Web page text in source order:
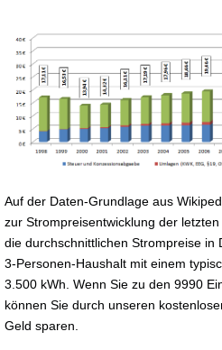
Auf der Daten-Grundlage aus
zur Strompreisentwicklung der
die durchschnittlichen Strompreise in
3-Personen-Haushalt mit einem
3.500 kWh. Wenn Sie zu den 9990
können Sie durch unseren
Geld sparen.